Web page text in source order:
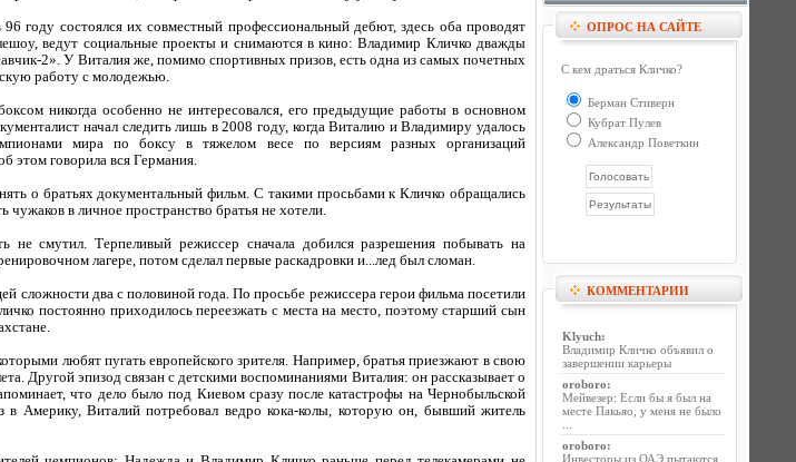
году состоялся их совместный профессиональный дебют, здесь оба проводят
ведут социальные проекты и снимаются в кино: Владимир Кличко дважды
2». У Виталия же, помимо спортивных призов, есть одна из самых почетных
работу с молодежью.
никогда особенно не интересовался, его предыдущие работы в основном
начал следить лишь в 2008 году, когда Виталию и Владимиру удалось
мира по боксу в тяжелом весе по версиям разных организаций
этом говорила вся Германия.
о братьях документальный фильм. С такими просьбами к Кличко обращались
чужаков в личное пространство братья не хотели.
не смутил. Терпеливый режиссер сначала добился разрешения побывать на
лагере, потом сделал первые раскадровки и...лед был сломан.
сложности два с половиной года. По просьбе режиссера герои фильма посетили
постоянно приходилось переезжать с места на место, поэтому старший сын
любят пугать европейского зрителя. Например, братья приезжают в свою
Другой эпизод связан с детскими воспоминаниями Виталия: он рассказывает о
что дело было под Киевом сразу после катастрофы на Чернобыльской
Америку, Виталий потребовал ведро кока-колы, которую он, бывший житель
ОПРОС НА САЙТЕ
С кем драться Кличко?
Берман Стиверн
Кубрат Пулев
Александр Поветкин
КОММЕНТАРИИ
Klyuch:
Владимир Кличко объявил о
завершении карьеры
oroboro:
Мейвезер: Если бы я был на
месте Пакьяо, у меня не было
oroboro:
Инвесторы из ОАЭ пытаются